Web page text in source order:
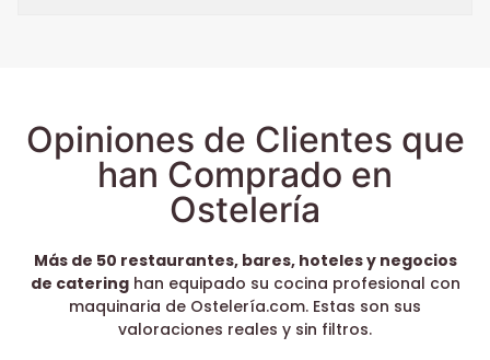
Opiniones de Clientes que
han Comprado en
Ostelería
Más de 50 restaurantes, bares, hoteles y negocios
de cateringhan equipado su cocina profesional con
maquinaria de Ostelería.com. Estas son sus
valoraciones reales y sin filtros.